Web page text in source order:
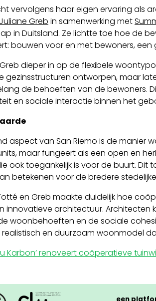
vervolgens haar eigen ervaring als
Greb in samenwerking met
in Duitsland. Ze lichtte toe hoe de
bouwen voor en met bewoners,
dieper in op de flexibele
gezinsstructuren ontworpen, maar
de behoeften van de bewoners.
en sociale interactie binnen het
aspect van San Riemo is de manier
maar fungeert als een open en
ook toegankelijk is voor de buurt.
betekenen voor de bredere
en Greb maakte duidelijk hoe
innovatieve architectuur.
woonbehoeften en de sociale
en duurzaam woonmodel
Karbon’ renoveert coöperatieve